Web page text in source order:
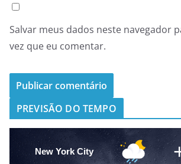
Salvar meus dados neste navegador
vez que eu comentar.
PREVISÃO DO TEMPO
New York City